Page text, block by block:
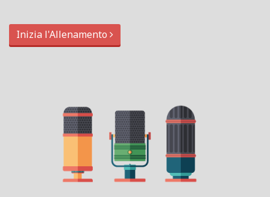
Inizia l'Allenamento